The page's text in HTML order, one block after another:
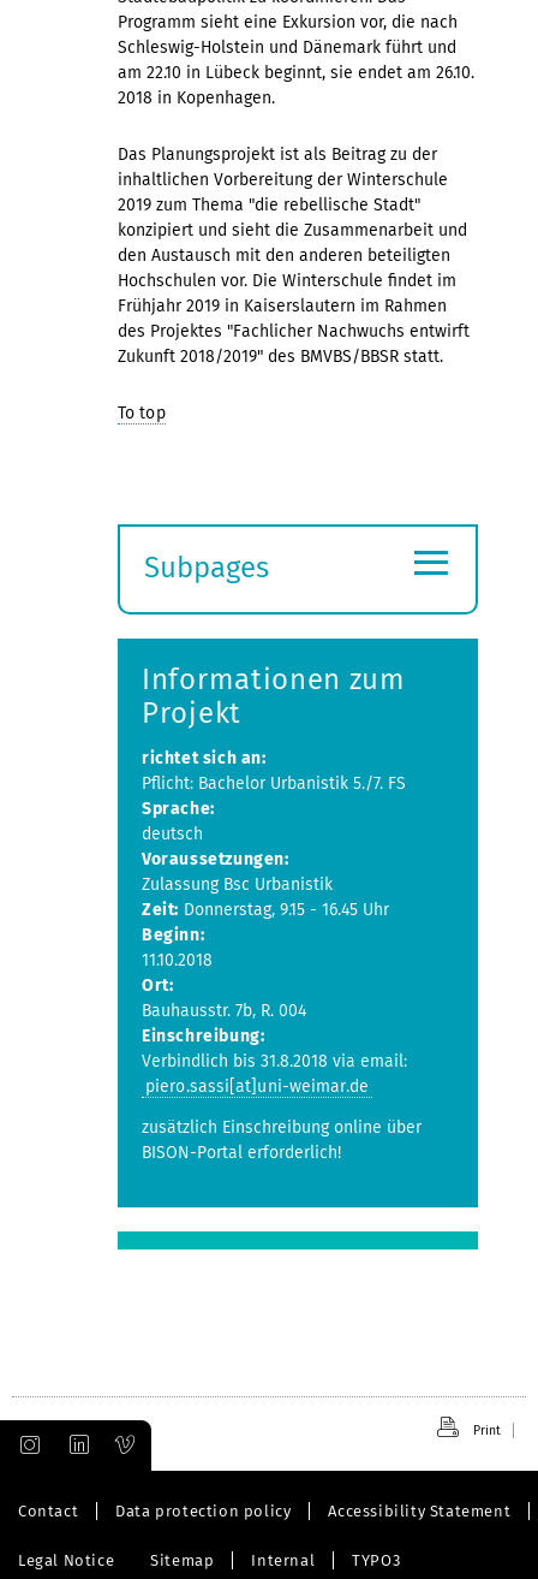
Programm sieht eine Exkursion vor, die nach
Schleswig-Holstein und Dänemark führt und
am 22.10 in Lübeck beginnt, sie endet am 26.10.
2018 in Kopenhagen.
Das Planungsprojekt ist als Beitrag zu der
inhaltlichen Vorbereitung der Winterschule
2019 zum Thema "die rebellische Stadt"
konzipiert und sieht die Zusammenarbeit und
den Austausch mit den anderen beteiligten
Hochschulen vor. Die Winterschule findet im
Frühjahr 2019 in Kaiserslautern im Rahmen
des Projektes "Fachlicher Nachwuchs entwirft
Zukunft 2018/2019" des BMVBS/BBSR statt.
To top
Subpages
submenu
≡
Informationen zum
Projekt
richtet sich an:
Pflicht: Bachelor Urbanistik 5./7. FS
Sprache:
deutsch
Voraussetzungen:
Zulassung Bsc Urbanistik
Zeit: Donnerstag, 9.15 - 16.45 Uhr
Beginn:
11.10.2018
Ort:
Bauhausstr. 7b, R. 004
Einschreibung:
Verbindlich bis 31.8.2018 via email:
piero.sassi[at]uni-weimar.de
zusätzlich Einschreibung online über
BISON-Portal erforderlich!
Print
Contact Data protection policy Accessibility Statement
Legal Notice Sitemap Internal TYPO3